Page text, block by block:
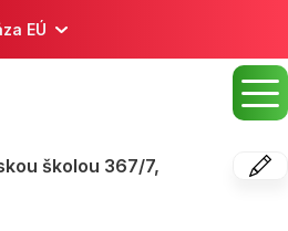
EÚ
školou 367/7,